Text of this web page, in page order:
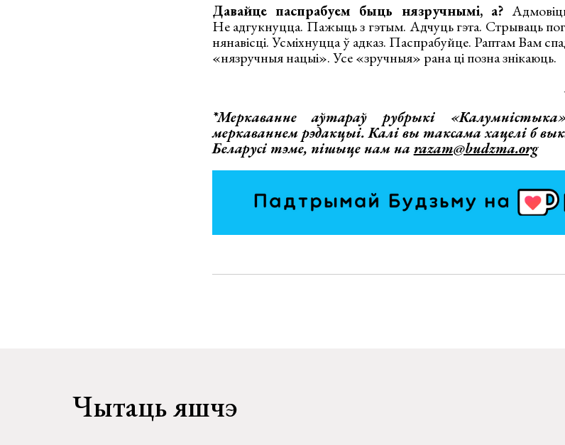
Давайце паспрабуем быць нязручнымі, а?
Не адгукнуцца. Пажыць з гэтым. Адчуць гэта. Стрываць
нянавісці. Усміхнуцца ў адказ. Паспрабуйце. Раптам Вам
«нязручныя нацыі». Усе «зручныя» рана ці позна знікаюць.
*Меркаванне аўтараў рубрыкі
меркаваннем рэдакцыі. Калі вы таксама хацелі б
Беларусі тэме, пішыце нам на razam@budzma.org
Чытаць яшчэ